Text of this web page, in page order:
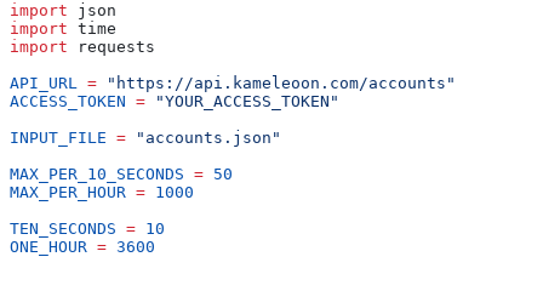
import json
import time
import requests
API_URL = "https://api.kameleoon.com/accounts"
ACCESS_TOKEN = "YOUR_ACCESS_TOKEN"
INPUT_FILE = "accounts.json"
MAX_PER_10_SECONDS = 50
MAX_PER_HOUR = 1000
TEN_SECONDS = 10
ONE_HOUR = 3600